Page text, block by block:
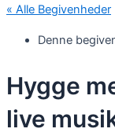
« Alle Begivenheder
Denne
Hygge
live